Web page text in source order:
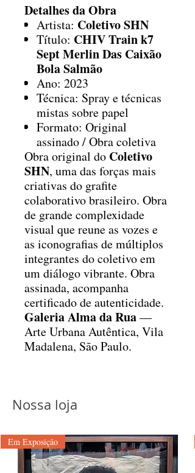
Detalhes da Obra
Artista: Coletivo SHN
Título: CHIV Train k7
Sept Merlin Das Caixão
Bola Salmão
Ano: 2023
Técnica: Spray e técnicas
mistas sobre papel
Formato: Original
assinado / Obra coletiva
Obra original do Coletivo
SHN, uma das forças mais
criativas do grafite
colaborativo brasileiro. Obra
de grande complexidade
visual que reune as vozes e
as iconografias de múltiplos
integrantes do coletivo em
um diálogo vibrante. Obra
assinada, acompanha
certificado de autenticidade.
Galeria Alma da Rua—
Arte Urbana Autêntica, Vila
Madalena, São Paulo.
Nossa loja
Em Exposição